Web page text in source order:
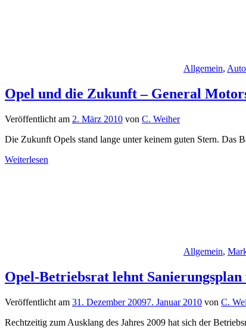
Allgemein,
Opel und die Zukunft – General
Veröffentlicht am 2. März 2010 von C. Weiher
Die Zukunft Opels stand lange unter keinem guten Stern. Das
Weiterlesen
Allgemein,
Opel-Betriebsrat lehnt
Veröffentlicht am 31. Dezember 20097. Januar 2010 von C.
Rechtzeitig zum Ausklang des Jahres 2009 hat sich der